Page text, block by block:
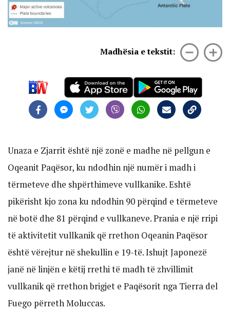
Madhësia e tekstit:
Unaza e Zjarrit është një zonë e madhe në pellgun e
Oqeanit Paqësor, ku ndodhin një numër i madh i
tërmeteve dhe shpërthimeve vullkanike. Eshtë
pikërisht kjo zona ku ndodhin 90 përqind e tërmeteve
në botë dhe 81 përqind e vullkaneve. Prania e një rripi
të aktivitetit vullkanik që rrethon Oqeanin Paqësor
është vërejtur në shekullin e 19-të. Ishujt Japonezë
janë në linjën e këtij rrethi të madh të zhvillimit
vullkanik që rrethon brigjet e Paqësorit nga Tierra del
Fuego përreth Moluccas.